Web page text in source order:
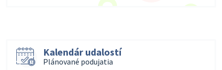
Kalendár udalostí
Plánované podujatia